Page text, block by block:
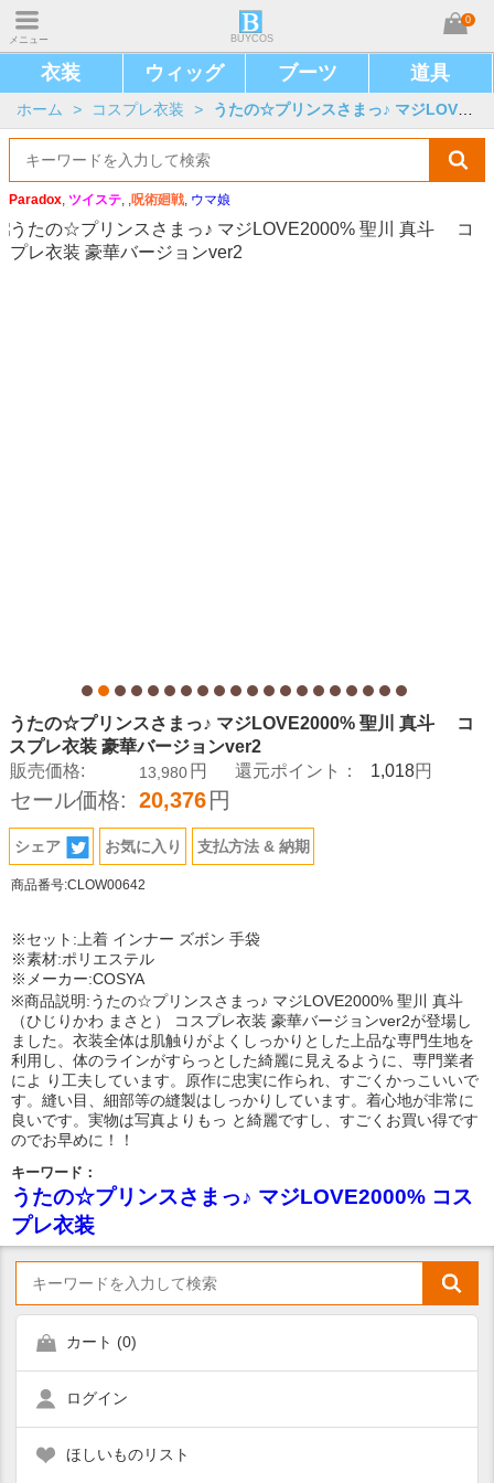
メニュー BUYCOS
0
衣装 ウィッグ ブーツ 道具
ホーム > コスプレ衣装 > うたの☆プリンスさまっ♪ マジLOVE2000%
Paradox, ツイステ, ,呪術廻戦, ウマ娘
うたの☆プリンスさまっ♪ マジLOVE2000% 聖川 真斗 コ
スプレ衣装 豪華バージョンver2
販売価格:
13,980 円 還元ポイント： 1,018円
セール価格: 20,376 円
シェア お気に入り 支払方法 & 納期
商品番号:CLOW00642
※セット:上着 インナー ズボン 手袋
※素材:ポリエステル
※メーカー:COSYA
※商品説明:うたの☆プリンスさまっ♪ マジLOVE2000% 聖川 真斗
（ひじりかわ まさと） コスプレ衣装 豪華バージョンver2が登場し
ました。衣装全体は肌触りがよくしっかりとした上品な専門生地を
利用し、体のラインがすらっとした綺麗に見えるように、専門業者
によ り工夫しています。原作に忠実に作られ、すごくかっこいいで
す。縫い目、細部等の縫製はしっかりしています。着心地が非常に
良いです。実物は写真よりもっ と綺麗ですし、すごくお買い得です
のでお早めに！！
キーワード：
うたの☆プリンスさまっ♪ マジLOVE2000% コス
プレ衣装
カート (0)
ログイン
ほしいものリスト